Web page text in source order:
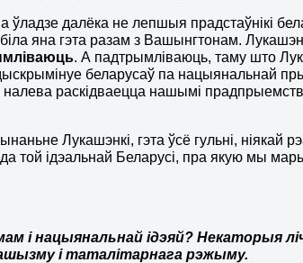
ўладзе далёка не лепшыя прадстаўнікі
яна гэта разам з Вашынгтонам.
. А падтрымліваюць, таму што
беларусаў па нацыянальнай
раскідваецца нашымі
Лукашэнкі, гэта ўсё гульні, ніякай
той ідэальнай Беларусі, пра якую мы
і нацыянальнай ідэяй? Некаторыя
і таталітарнага рэжыму.